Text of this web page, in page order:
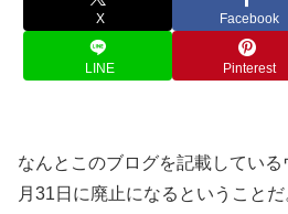
X Facebook
LINE Pinterest
なんとこのブログを記載してい
月31日に廃止になるということだ